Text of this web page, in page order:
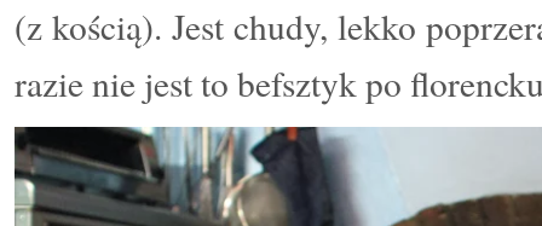
(z kością). Jest chudy, lekko
razie nie jest to befsztyk po